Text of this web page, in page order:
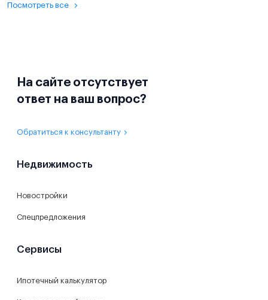
Посмотреть все
На сайте отсутствует
ответ на ваш вопрос?
Обратиться к консультанту
Недвижимость
Новостройки
Спецпредложения
Сервисы
Ипотечный калькулятор